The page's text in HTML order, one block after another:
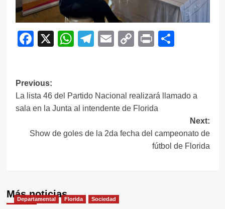
Facebook
X WhatsApp
Telegram
EmailCopy
Print
Navegación
de
Previous:
La lista 46 del Partido Nacional realizará llamado a
sala en la Junta al intendente de Florida
Next:
Show de goles de la 2da fecha del campeonato de
fútbol de Florida
Más noticias
Departamental Florida Sociedad